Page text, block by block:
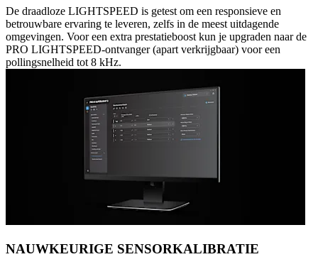
De draadloze LIGHTSPEED is getest om een responsieve en
betrouwbare ervaring te leveren, zelfs in de meest uitdagende
omgevingen. Voor een extra prestatieboost kun je upgraden naar de
PRO LIGHTSPEED-ontvanger (apart verkrijgbaar) voor een
pollingsnelheid tot 8 kHz.
NAUWKEURIGE SENSORKALIBRATIE